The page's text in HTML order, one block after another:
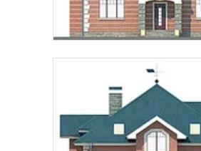
Предпочтительный способ связи:
Звонок
Telegram